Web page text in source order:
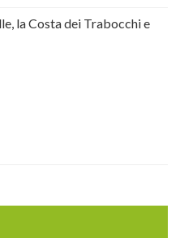
la Costa dei Trabocchi e